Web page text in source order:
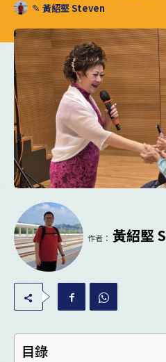
✎ 黃紹堅 Steven
作者： 黃紹堅
目錄